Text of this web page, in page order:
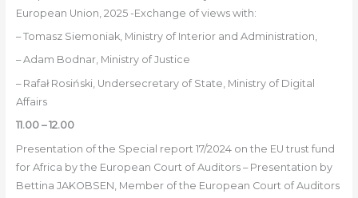
European Union, 2025 -Exchange of views with:
– Tomasz Siemoniak, Ministry of Interior and Administration,
– Adam Bodnar, Ministry of Justice
– Rafał Rosiński, Undersecretary of State, Ministry of Digital
Affairs
11.00 – 12.00
Presentation of the Special report 17/2024 on the EU trust fund
for Africa by the European Court of Auditors – Presentation by
Bettina JAKOBSEN, Member of the European Court of Auditors